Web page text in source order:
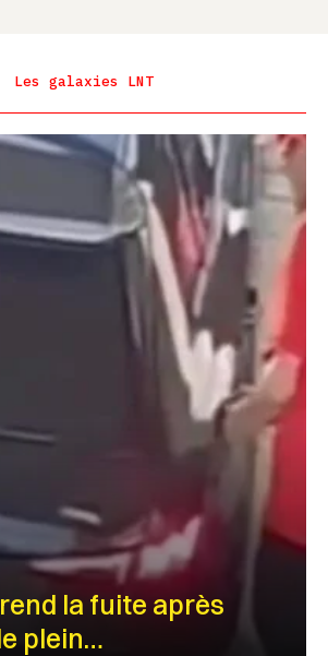
Les galaxies LNT
la fuite après
plein…